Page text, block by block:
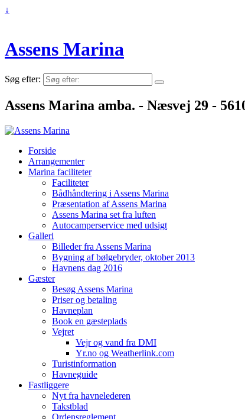
↓
Assens Marina
Søg efter:
Assens Marina amba. - Næsvej 29 -
Forside
Arrangementer
Marina faciliteter
Faciliteter
Bådhåndtering i Assens Marina
Præsentation af Assens Marina
Assens Marina set fra luften
Autocamperservice med udsigt
Galleri
Billeder fra Assens Marina
Bygning af bølgebryder, oktober 2013
Havnens dag 2016
Gæster
Besøg Assens Marina
Priser og betaling
Havneplan
Book en gæsteplads
Vejret
Vejr og vand fra DMI
Yr.no og Weatherlink.com
Turistinformation
Havneguide
Fastliggere
Nyt fra havnelederen
Takstblad
Ordensreglement